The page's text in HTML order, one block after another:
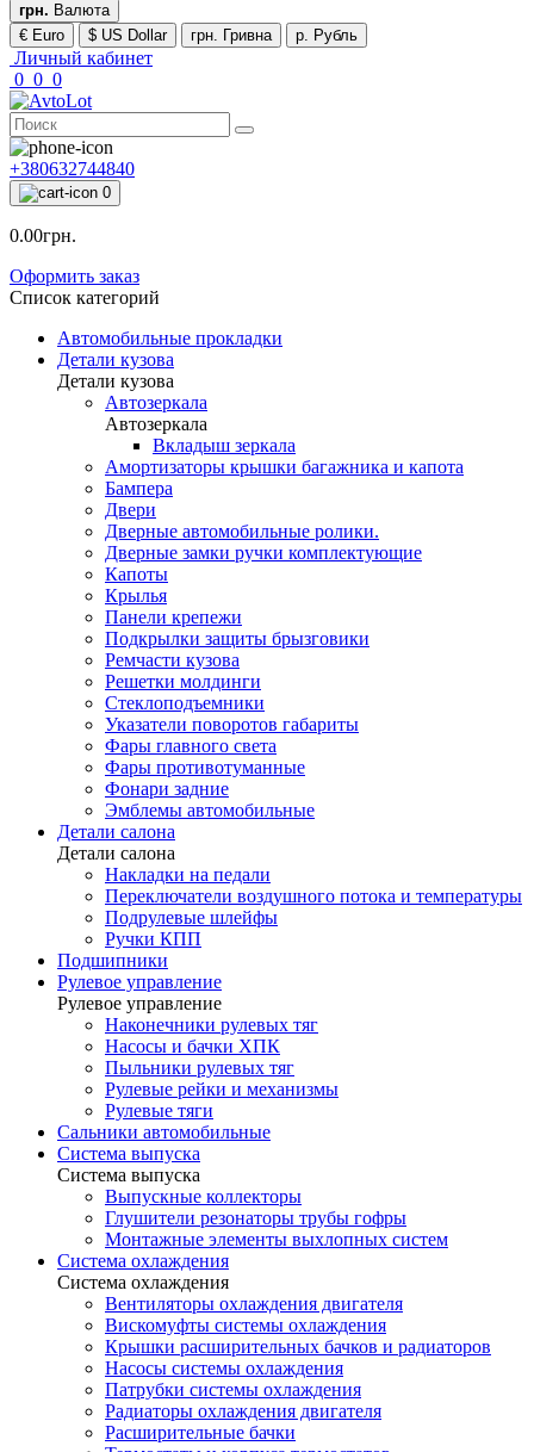
грн. Валюта
€ Euro
$ US Dollar грн. Гривна р. Рубль
Личный кабинет
0 0 0
+380632744840
0
0.00грн.
Оформить заказ
Список категорий
Автомобильные прокладки
Детали кузова
Детали кузова
Автозеркала
Автозеркала
Вкладыш зеркала
Амортизаторы крышки багажника и капота
Бампера
Двери
Дверные автомобильные ролики.
Дверные замки ручки комплектующие
Капоты
Крылья
Панели крепежи
Подкрылки защиты брызговики
Ремчасти кузова
Решетки молдинги
Стеклоподъемники
Указатели поворотов габариты
Фары главного света
Фары противотуманные
Фонари задние
Эмблемы автомобильные
Детали салона
Детали салона
Накладки на педали
Переключатели воздушного потока и температуры
Подрулевые шлейфы
Ручки КПП
Подшипники
Рулевое управление
Рулевое управление
Наконечники рулевых тяг
Насосы и бачки ХПК
Пыльники рулевых тяг
Рулевые рейки и механизмы
Рулевые тяги
Сальники автомобильные
Система выпуска
Система выпуска
Выпускные коллекторы
Глушители резонаторы трубы гофры
Монтажные элементы выхлопных систем
Система охлаждения
Система охлаждения
Вентиляторы охлаждения двигателя
Вискомуфты системы охлаждения
Крышки расширительных бачков и радиаторов
Насосы системы охлаждения
Патрубки системы охлаждения
Радиаторы охлаждения двигателя
Расширительные бачки